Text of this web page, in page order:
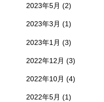
2023年5月 (2)
2023年3月 (1)
2023年1月 (3)
2022年12月 (3)
2022年10月 (4)
2022年5月 (1)